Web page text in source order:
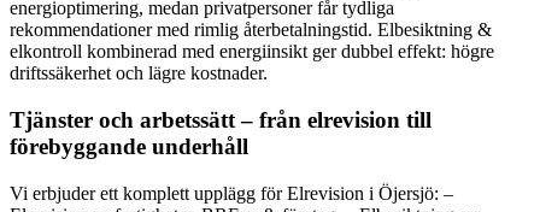
energioptimering, medan privatpersoner får tydliga
rekommendationer med rimlig återbetalningstid. Elbesiktning &
elkontroll kombinerad med energiinsikt ger dubbel effekt: högre
driftssäkerhet och lägre kostnader.
Tjänster och arbetssätt – från elrevision till
förebyggande underhåll
Vi erbjuder ett komplett upplägg för Elrevision i Öjersjö: –